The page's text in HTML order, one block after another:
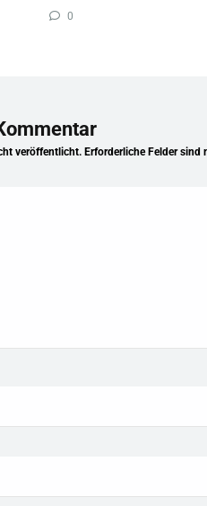
0
veröffentlicht. Erforderliche Felder sind